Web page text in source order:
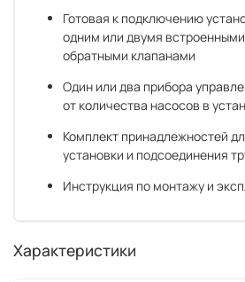
Готовая к подключению
одним или двумя
обратными клапанами
Один или два прибора
от количества насосов в
Комплект принадлежностей
установки и подсоединения
Инструкция по монтажу и
Характеристики